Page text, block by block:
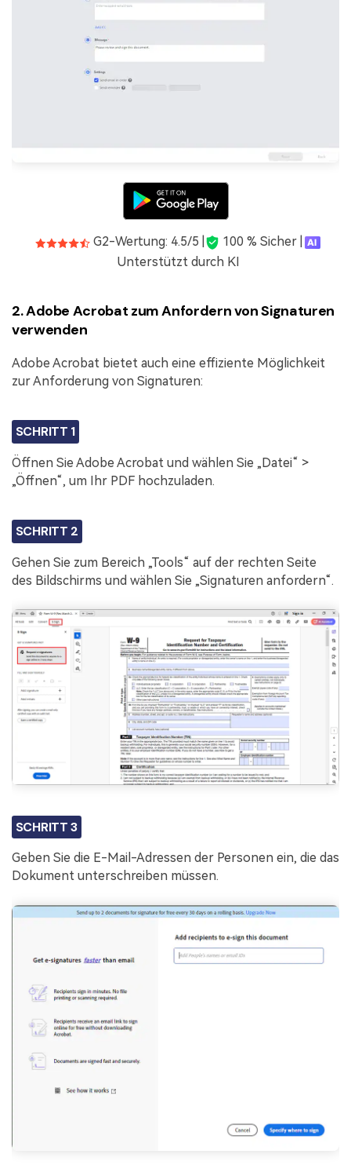
G2-Wertung: 4.5/5 |
100 % Sicher |
Unterstützt durch KI
2. Adobe Acrobat zum Anfordern von Signaturen
verwenden
Adobe Acrobat bietet auch eine effiziente Möglichkeit
zur Anforderung von Signaturen:
SCHRITT 1
Öffnen Sie Adobe Acrobat und wählen Sie „Datei“ >
„Öffnen“, um Ihr PDF hochzuladen.
SCHRITT 2
Gehen Sie zum Bereich „Tools“ auf der rechten Seite
des Bildschirms und wählen Sie „Signaturen anfordern“.
SCHRITT 3
Geben Sie die E-Mail-Adressen der Personen ein, die das
Dokument unterschreiben müssen.